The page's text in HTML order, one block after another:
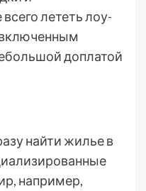
лететь лоу-
доплатой
найти жилье в
например,